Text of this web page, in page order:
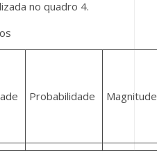
no quadro 4.
Probabilidade Magnitude